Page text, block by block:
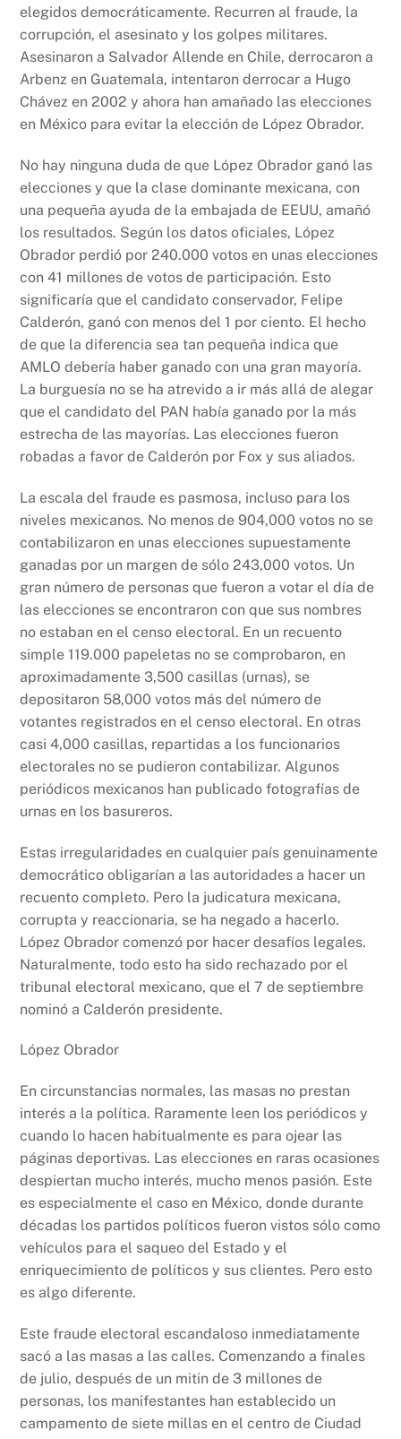
elegidos democráticamente. Recurren al fraude, la
corrupción, el asesinato y los golpes militares.
Asesinaron a Salvador Allende en Chile, derrocaron a
Arbenz en Guatemala, intentaron derrocar a Hugo
Chávez en 2002 y ahora han amañado las elecciones
en México para evitar la elección de López Obrador.
No hay ninguna duda de que López Obrador ganó las
elecciones y que la clase dominante mexicana, con
una pequeña ayuda de la embajada de EEUU, amañó
los resultados. Según los datos oficiales, López
Obrador perdió por 240.000 votos en unas elecciones
con 41 millones de votos de participación. Esto
significaría que el candidato conservador, Felipe
Calderón, ganó con menos del 1 por ciento. El hecho
de que la diferencia sea tan pequeña indica que
AMLO debería haber ganado con una gran mayoría.
La burguesía no se ha atrevido a ir más allá de alegar
que el candidato del PAN había ganado por la más
estrecha de las mayorías. Las elecciones fueron
robadas a favor de Calderón por Fox y sus aliados.
La escala del fraude es pasmosa, incluso para los
niveles mexicanos. No menos de 904,000 votos no se
contabilizaron en unas elecciones supuestamente
ganadas por un margen de sólo 243,000 votos. Un
gran número de personas que fueron a votar el día de
las elecciones se encontraron con que sus nombres
no estaban en el censo electoral. En un recuento
simple 119.000 papeletas no se comprobaron, en
aproximadamente 3,500 casillas (urnas), se
depositaron 58,000 votos más del número de
votantes registrados en el censo electoral. En otras
casi 4,000 casillas, repartidas a los funcionarios
electorales no se pudieron contabilizar. Algunos
periódicos mexicanos han publicado fotografías de
urnas en los basureros.
Estas irregularidades en cualquier país genuinamente
democrático obligarían a las autoridades a hacer un
recuento completo. Pero la judicatura mexicana,
corrupta y reaccionaria, se ha negado a hacerlo.
López Obrador comenzó por hacer desafíos legales.
Naturalmente, todo esto ha sido rechazado por el
tribunal electoral mexicano, que el 7 de septiembre
nominó a Calderón presidente.
López Obrador
En circunstancias normales, las masas no prestan
interés a la política. Raramente leen los periódicos y
cuando lo hacen habitualmente es para ojear las
páginas deportivas. Las elecciones en raras ocasiones
despiertan mucho interés, mucho menos pasión. Este
es especialmente el caso en México, donde durante
décadas los partidos políticos fueron vistos sólo como
vehículos para el saqueo del Estado y el
enriquecimiento de políticos y sus clientes. Pero esto
es algo diferente.
Este fraude electoral escandaloso inmediatamente
sacó a las masas a las calles. Comenzando a finales
de julio, después de un mitin de 3 millones de
personas, los manifestantes han establecido un
campamento de siete millas en el centro de Ciudad